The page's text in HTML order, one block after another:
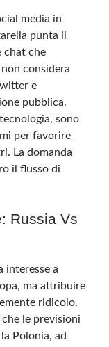
media in
punta il
chat che
considera
e
pubblica.
sono
per favorire
La domanda
il flusso di
Russia Vs
interesse a
ma attribuire
ridicolo.
le previsioni
Polonia, ad